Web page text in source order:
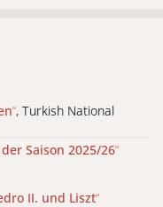
“, Turkish National
Saison 2025/26“
II. und Liszt“